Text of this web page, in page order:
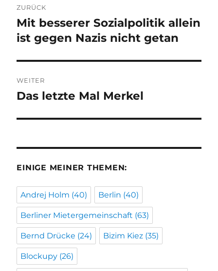
ZURÜCK
Vorheriger
Beitrag:
Mit besserer Sozialpolitik allein
ist gegen Nazis nicht getan
WEITER
Nächster
Das letzte Mal Merkel
EINIGE MEINER THEMEN:
Andrej Holm (40) Berlin (40)
Berliner Mietergemeinschaft (63)
Bernd Drücke (24) Bizim Kiez (35)
Blockupy (26)